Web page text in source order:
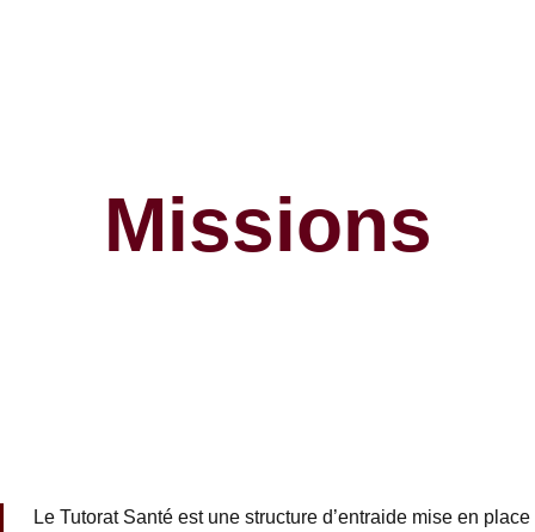
Missions
Le Tutorat Santé est une structure d’entraide mise en place